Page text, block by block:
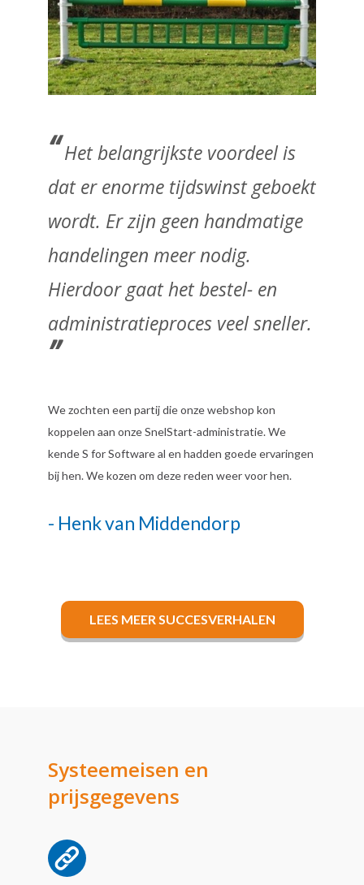
“Het belangrijkste voordeel is
dat er enorme tijdswinst geboekt
wordt. Er zijn geen handmatige
handelingen meer nodig.
Hierdoor gaat het bestel- en
administratieproces veel sneller.
”
We zochten een partij die onze webshop kon
koppelen aan onze SnelStart-administratie. We
kende S for Software al en hadden goede ervaringen
bij hen. We kozen om deze reden weer voor hen.
- Henk van Middendorp
LEES MEER SUCCESVERHALEN
Systeemeisen en
prijsgegevens